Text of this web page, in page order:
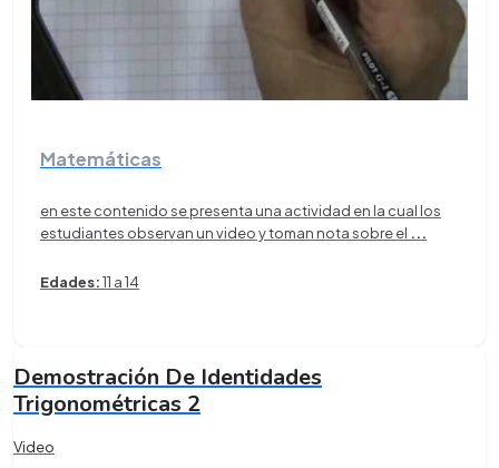
Matemáticas
en este contenido se presenta una actividad en la cual los
estudiantes observan un video y toman nota sobre el ...
Edades:11 a 14
Demostración De Identidades
Trigonométricas 2
Video